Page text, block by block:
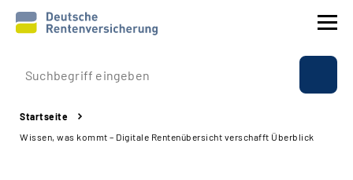
Prävention
Reha
Startseite
Wissen, was kommt – Digitale Rentenübersicht verschafft Überblick